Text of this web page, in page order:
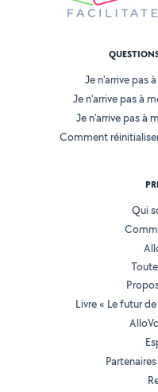
Je n'arrive pas
Je n'arrive pas à
Je n'arrive pas à
Comment
Qui
Livre « Le futur